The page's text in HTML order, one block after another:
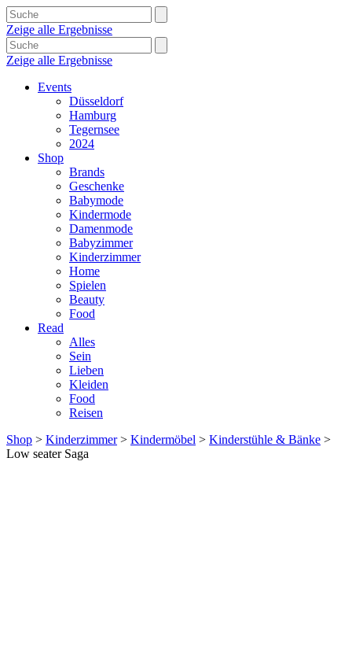
Zeige alle Ergebnisse
Zeige alle Ergebnisse
Events
Düsseldorf
Hamburg
Tegernsee
2024
Shop
Brands
Geschenke
Babymode
Kindermode
Damenmode
Babyzimmer
Kinderzimmer
Home
Spielen
Beauty
Food
Read
Alles
Sein
Lieben
Kleiden
Food
Reisen
Shop > Kinderzimmer> Kindermöbel > Kinderstühle & Bänke >
Low seater Saga